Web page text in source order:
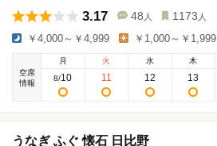
3.17 48 人 1173 人
￥4,000～￥4,999 ￥1,000～￥1,999
空席
情報
月
8/10
火
11
水
12
木
13
うなぎ ふぐ 懐石 日比野